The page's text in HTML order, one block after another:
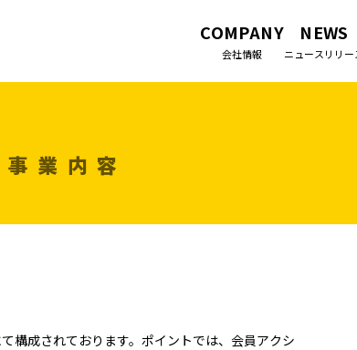
COMPANY
会社情報
NEWS
ニュースリリー
事業内容
構成されております。ポイントでは、会員アクシ